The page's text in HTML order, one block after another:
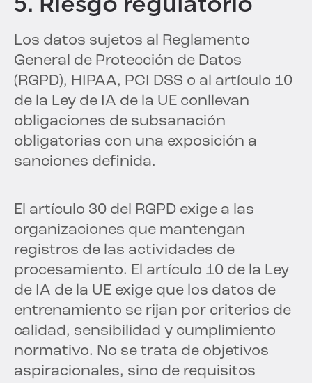
Los datos sujetos al Reglamento
General de Protección de Datos
(RGPD), HIPAA, PCI DSS o al artículo 10
de la Ley de IA de la UE conllevan
obligaciones de subsanación
obligatorias con una exposición a
sanciones definida.
El artículo 30 del RGPD exige a las
organizaciones que mantengan
registros de las actividades de
procesamiento. El artículo 10 de la Ley
de IA de la UE exige que los datos de
entrenamiento se rijan por criterios de
calidad, sensibilidad y cumplimiento
normativo. No se trata de objetivos
aspiracionales, sino de requisitos